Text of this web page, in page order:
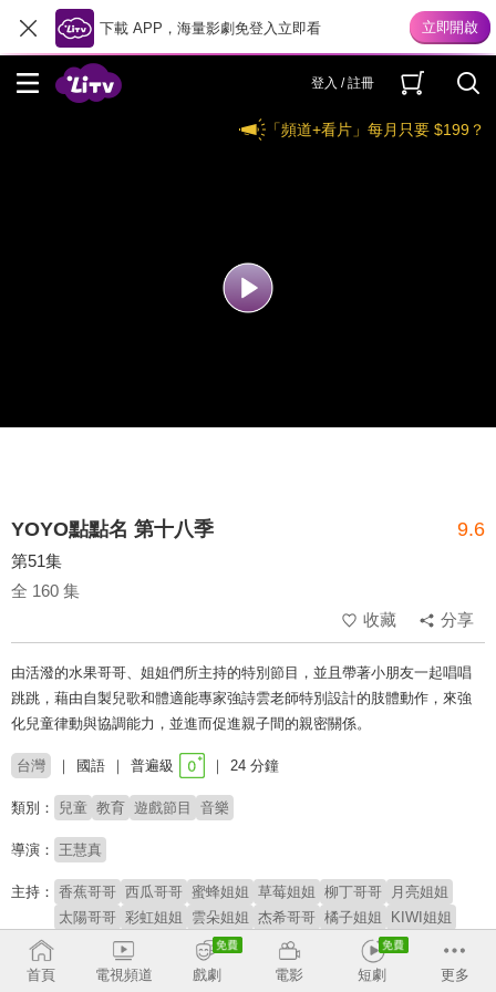
下載 APP，海量影劇免登入立即看
登入 / 註冊
「頻道+看片」每月只要 $199？
YOYO點點名 第十八季 9.6
第51集
全 160 集
收藏
分享
由活潑的水果哥哥、姐姐們所主持的特別節目，並且帶著小朋友一起唱唱
跳跳，藉由自製兒歌和體適能專家強詩雲老師特別設計的肢體動作，來強
化兒童律動與協調能力，並進而促進親子間的親密關係。
台灣 國語 普遍級 24 分鐘
類別： 兒童 教育 遊戲節目 音樂
導演： 王慧真
主持： 香蕉哥哥 西瓜哥哥 蜜蜂姐姐 草莓姐姐 柳丁哥哥
月亮姐姐
太陽哥哥 彩虹姐姐 雲朵姐姐 杰希哥哥 橘子姐姐
KIWI姐姐
櫻桃姐姐 番茄姐姐 YOYOMAN家族 阿嗚
# 學齡前 # YOYO家族
首頁 電視頻道 戲劇 電影 短劇 更多